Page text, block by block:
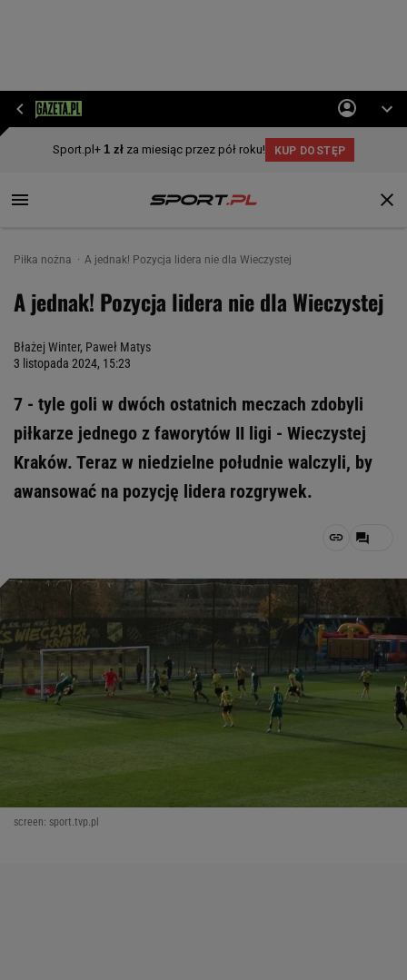
Piłka nożna A jednak! Pozycja lidera nie dla Wieczystej
A jednak! Pozycja lidera nie dla Wieczystej
Błażej Winter, Paweł Matys
3 listopada 2024, 15:23
7 - tyle goli w dwóch ostatnich meczach zdobyli
piłkarze jednego z faworytów II ligi - Wieczystej
Kraków. Teraz w niedzielne południe walczyli, by
awansować na pozycję lidera rozgrywek.
screen: sport.tvp.pl